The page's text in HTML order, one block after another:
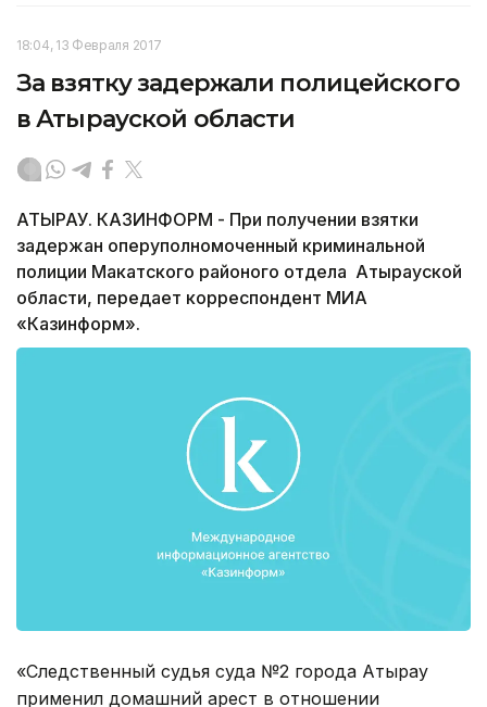
18:04, 13 Февраля 2017
За взятку задержали полицейского
в Атырауской области
АТЫРАУ. КАЗИНФОРМ - При получении взятки
задержан оперуполномоченный криминальной
полиции Макатского районого отдела Атырауской
области, передает корреспондент МИА
«Казинформ».
«Следственный судья суда №2 города Атырау
применил домашний арест в отношении